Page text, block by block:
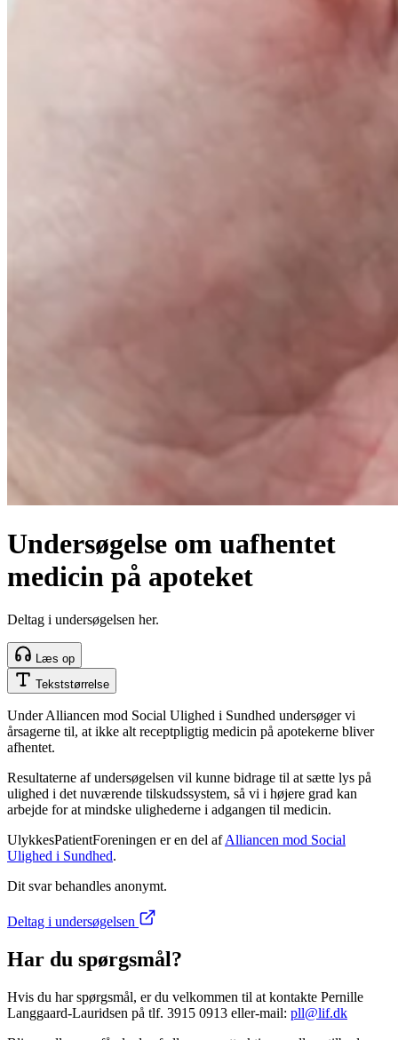
Undersøgelse om uafhentet
medicin på apoteket
Deltag i undersøgelsen her.
Læs op
Tekststørrelse
Under Alliancen mod Social Ulighed i Sundhed undersøger vi
årsagerne til, at ikke alt receptpligtig medicin på apotekerne bliver
afhentet.
Resultaterne af undersøgelsen vil kunne bidrage til at sætte lys på
ulighed i det nuværende tilskudssystem, så vi i højere grad kan
arbejde for at mindske ulighederne i adgangen til medicin.
UlykkesPatientForeningen er en del afAlliancen mod Social
Ulighed i Sundhed.
Dit svar behandles anonymt.
Deltag i undersøgelsen
Har du spørgsmål?
Hvis du har spørgsmål, er du velkommen til at kontakte Pernille
Langgaard-Lauridsen på tlf. 3915 0913 eller-mail: pll@lif.dk